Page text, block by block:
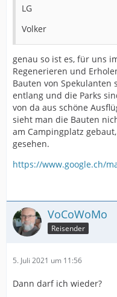
LG
Volker
genau so ist es, für uns
Regenerieren und
Bauten von Spekulanten
entlang und die Parks
von da aus schöne
sieht man die Bauten
am Campingplatz
gesehen.
https://www.google.ch/
VoCoWoMo
Reisender
5. Juli 2021 um 11:56
Dann darf ich wieder?